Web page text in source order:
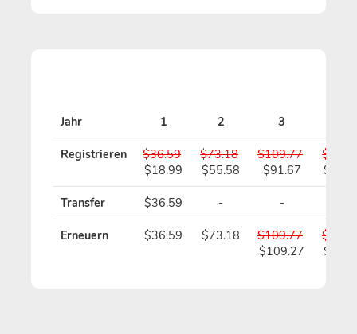
Jahr 1 2 3
Registrieren
$36.59
$18.99
$73.18
$55.58
$109.77
$91.67
Transfer $36.59 - -
Erneuern $36.59 $73.18
$109.77
$109.27